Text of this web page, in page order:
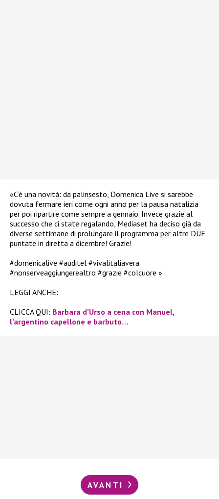
«C’è una novità: da palinsesto, Domenica Live si sarebbe
dovuta fermare ieri come ogni anno per la pausa natalizia
per poi ripartire come sempre a gennaio. Invece grazie al
successo che ci state regalando, Mediaset ha deciso già da
diverse settimane di prolungare il programma per altre DUE
puntate in diretta a dicembre! Grazie!
#domenicalive #auditel #vivalitaliavera
#nonserveaggiungerealtro #grazie #colcuore »
LEGGI ANCHE:
CLICCA QUI: Barbara d’Urso a cena con Manuel,
l’argentino capellone e barbuto…
AVANTI